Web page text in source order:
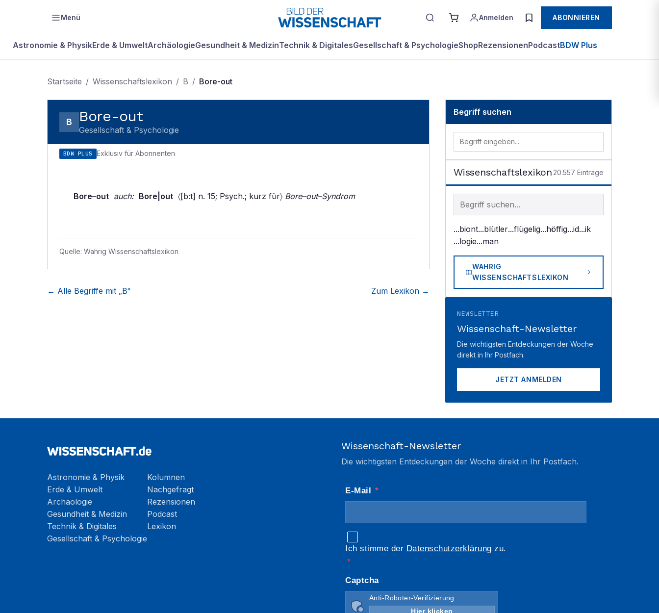
Menü Anmelden ABONNIEREN
Astronomie & PhysikErde & UmweltArchäologieGesundheit & MedizinTechnik & DigitalesGesellschaft & PsychologieShopRezensionenPodcastBDW Plus
Startseite / Wissenschaftslexikon / B / Bore-out
B Bore-out
Gesellschaft & Psychologie
BDW PLUS Exklusiv für Abonnenten
Bore–out auch: Bore|out 〈[b:t] n. 15; Psych.; kurz für〉 Bore–out–Syndrom
Quelle: Wahrig Wissenschaftslexikon
← Alle Begriffe mit „B“ Zum Lexikon →
Begriff suchen
Wissenschaftslexikon 20.557 Einträge
Begriff im Lexikon suchen
...biont...blütler...flügelig...höffig...id...ik
...logie...man
WAHRIG
WISSENSCHAFTSLEXIKON
NEWSLETTER
Wissenschaft-Newsletter
Die wichtigsten Entdeckungen der Woche
direkt in Ihr Postfach.
JETZT ANMELDEN
Astronomie & Physik
Erde & Umwelt
Archäologie
Gesundheit & Medizin
Technik & Digitales
Gesellschaft & Psychologie
Kolumnen
Nachgefragt
Rezensionen
Podcast
Lexikon
Wissenschaft-Newsletter
Die wichtigsten Entdeckungen der Woche direkt in Ihr Postfach.